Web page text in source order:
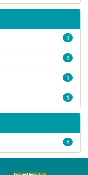
1
1
1
1
1